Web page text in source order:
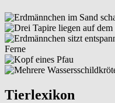
Tierlexikon